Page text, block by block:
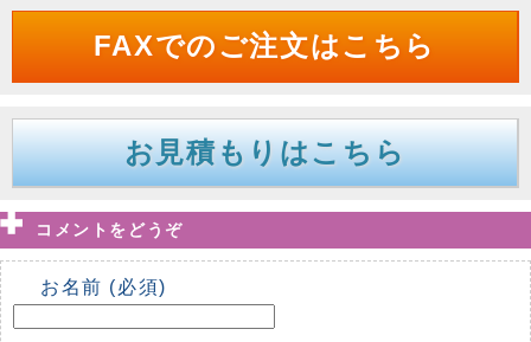
FAXでのご注文はこちら
お見積もりはこちら
コメントをどうぞ
お名前 (必須)